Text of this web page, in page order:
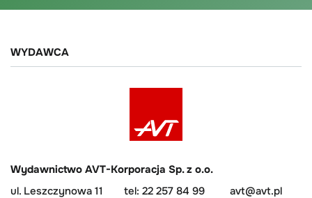
WYDAWCA
Wydawnictwo AVT-Korporacja Sp. z o.o.
ul. Leszczynowa 11
tel: 22 257 84 99
avt@avt.pl